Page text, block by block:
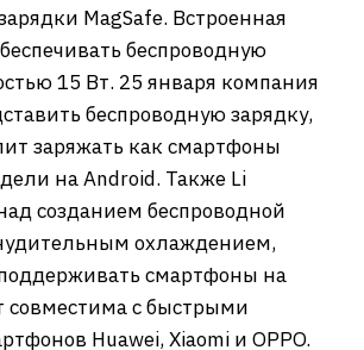
MagSafe. Встроенная
беспроводную
15 Вт. 25 января компания
беспроводную зарядку,
заряжать как смартфоны
на Android. Также Li
созданием беспроводной
охлаждением,
смартфоны на
совместима с быстрыми
Huawei, Xiaomi и OPPO.